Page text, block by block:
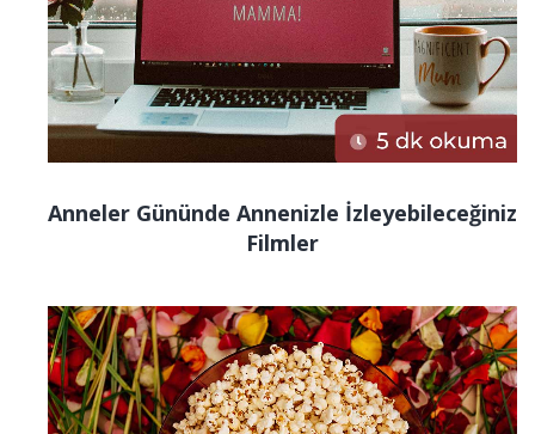
Anneler Gününde Annenizle İzleyebileceğiniz
Filmler